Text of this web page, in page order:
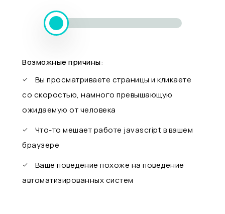
Возможные причины:
Вы просматриваете страницы и кликаете
со скоростью, намного превышающую
ожидаемую от человека
Что-то мешает работе javascript в вашем
браузере
Ваше поведение похоже на поведение
автоматизированных систем